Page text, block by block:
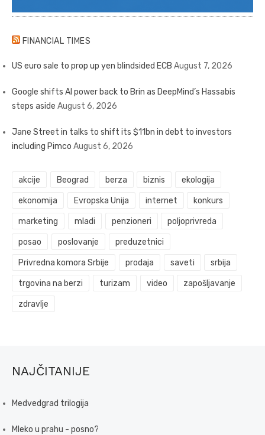
FINANCIAL TIMES
US euro sale to prop up yen blindsided ECB August 7, 2026
Google shifts AI power back to Brin as DeepMind’s Hassabis
steps aside August 6, 2026
Jane Street in talks to shift its $11bn in debt to investors
including Pimco August 6, 2026
akcije Beograd berza biznis ekologija
ekonomija Evropska Unija internet konkurs
marketing mladi penzioneri poljoprivreda
posao poslovanje preduzetnici
Privredna komora Srbije prodaja saveti srbija
trgovina na berzi turizam video zapošljavanje
zdravlje
NAJČITANIJE
Medvedgrad trilogija
Mleko u prahu - posno?